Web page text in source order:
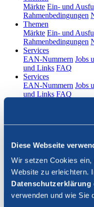
Diese Webseite
Wir setzen Cookies
Website zu erleichtern.
Datenschutzerklärung
verwenden und wie Sie
Märkte Ein- und
Rahmenbedingungen
Themen
Märkte Ein- und
Rahmenbedingungen
Services(current)
EAN-Nummern Jobs
und Links FAQ
Services(current)
EAN-Nummern Jobs
und Links FAQ
FR
Login
Suche schliessen